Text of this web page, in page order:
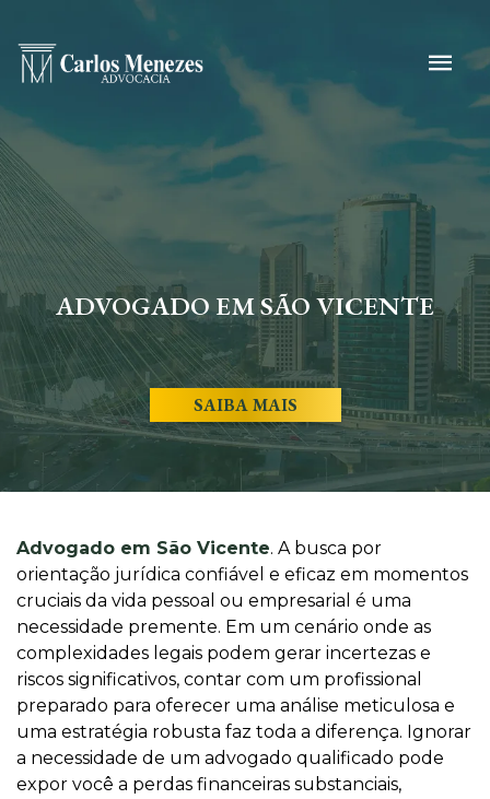
ADVOGADO EM SÃO VICENTE
SAIBA MAIS
Advogado em São Vicente. A busca por
orientação jurídica confiável e eficaz em momentos
cruciais da vida pessoal ou empresarial é uma
necessidade premente. Em um cenário onde as
complexidades legais podem gerar incertezas e
riscos significativos, contar com um profissional
preparado para oferecer uma análise meticulosa e
uma estratégia robusta faz toda a diferença. Ignorar
a necessidade de um advogado qualificado pode
expor você a perdas financeiras substanciais,